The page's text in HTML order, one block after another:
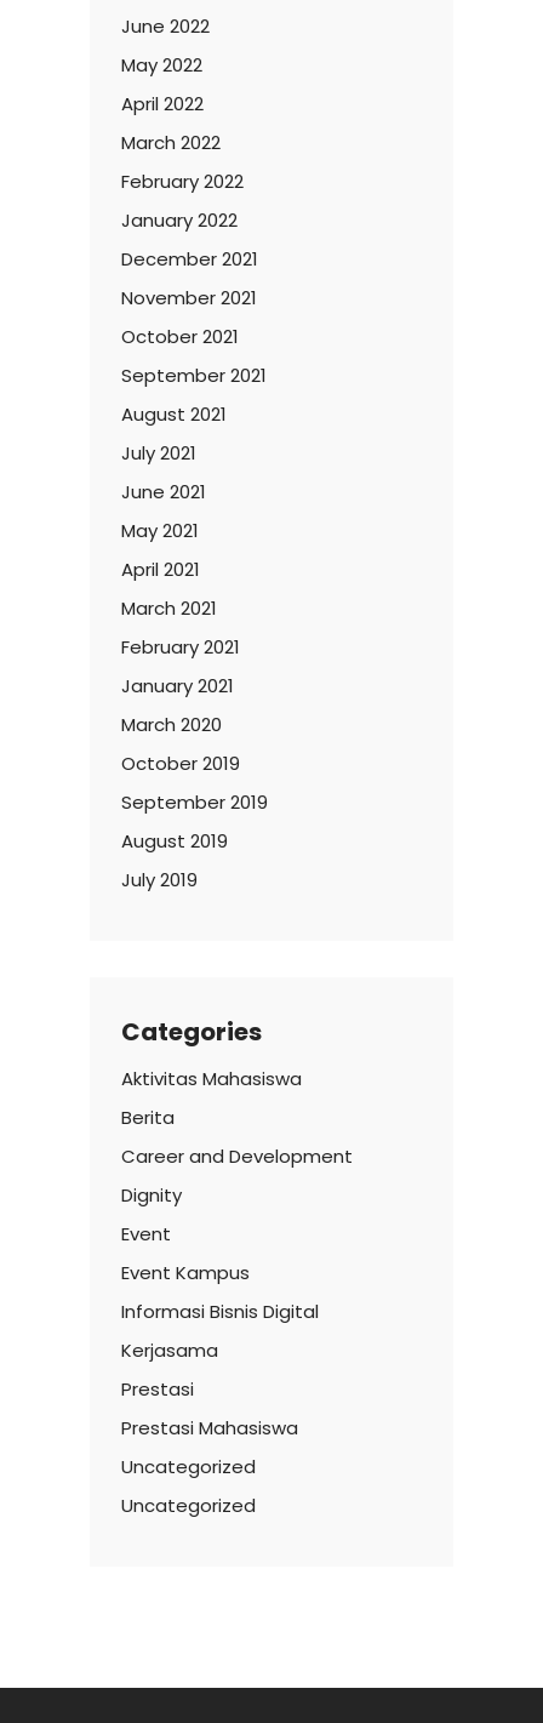
June 2022
May 2022
April 2022
March 2022
February 2022
January 2022
December 2021
November 2021
October 2021
September 2021
August 2021
July 2021
June 2021
May 2021
April 2021
March 2021
February 2021
January 2021
March 2020
October 2019
September 2019
August 2019
July 2019
Categories
Aktivitas Mahasiswa
Berita
Career and Development
Dignity
Event
Event Kampus
Informasi Bisnis Digital
Kerjasama
Prestasi
Prestasi Mahasiswa
Uncategorized
Uncategorized